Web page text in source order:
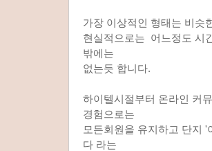
가장 이상적인 형태는 비슷
현실적으로는 어느정도 시
밖에는
없는듯 합니다.
하이텔시절부터 온라인 커
경험으로는
모든회원을 유지하고 단지
다 라는